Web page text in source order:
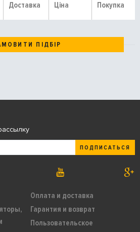
Доставка Ціна Покупка
ПІДБІР
Оплата и доставка
Гарантия и возврат
Пользовательское
ПОДПИСАТЬСЯ